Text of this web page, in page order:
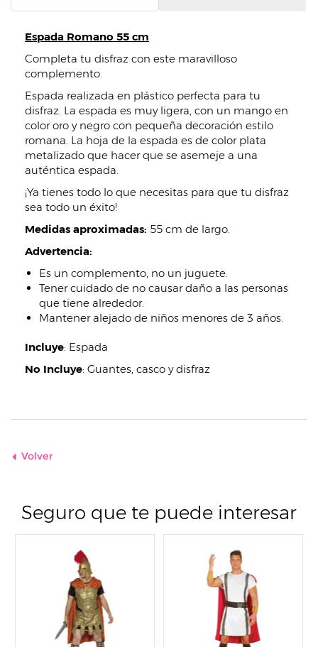
Espada Romano 55 cm
Completa tu disfraz con este maravilloso
complemento.
Espada realizada en plástico perfecta para tu
disfraz. La espada es muy ligera, con un mango en
color oro y negro con pequeña decoración estilo
romana. La hoja de la espada es de color plata
metalizado que hacer que se asemeje a una
auténtica espada.
¡Ya tienes todo lo que necesitas para que tu disfraz
sea todo un éxito!
Medidas aproximadas: 55 cm de largo.
Advertencia:
Es un complemento, no un juguete.
Tener cuidado de no causar daño a las personas
que tiene alrededor.
Mantener alejado de niños menores de 3 años.
Incluye: Espada
No Incluye: Guantes, casco y disfraz
Volver
Seguro que te puede interesar